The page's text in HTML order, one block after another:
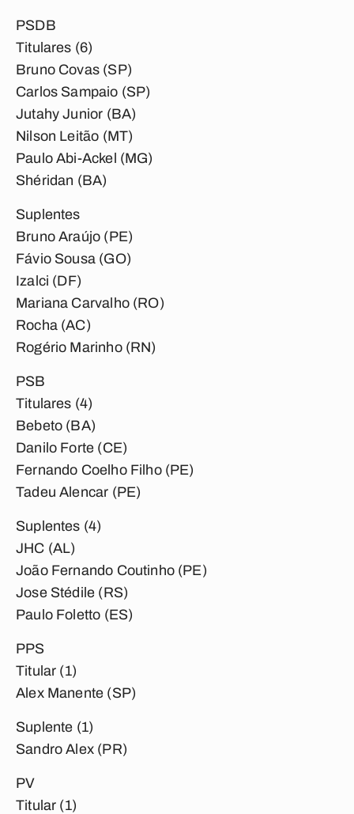
PSDB
Titulares (6)
Bruno Covas (SP)
Carlos Sampaio (SP)
Jutahy Junior (BA)
Nilson Leitão (MT)
Paulo Abi-Ackel (MG)
Shéridan (BA)
Suplentes
Bruno Araújo (PE)
Fávio Sousa (GO)
Izalci (DF)
Mariana Carvalho (RO)
Rocha (AC)
Rogério Marinho (RN)
PSB
Titulares (4)
Bebeto (BA)
Danilo Forte (CE)
Fernando Coelho Filho (PE)
Tadeu Alencar (PE)
Suplentes (4)
JHC (AL)
João Fernando Coutinho (PE)
Jose Stédile (RS)
Paulo Foletto (ES)
PPS
Titular (1)
Alex Manente (SP)
Suplente (1)
Sandro Alex (PR)
PV
Titular (1)